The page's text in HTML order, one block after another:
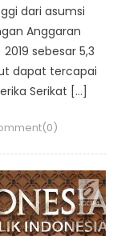
dari asumsi
Anggaran
sebesar 5,3
dapat tercapai
Serikat […]